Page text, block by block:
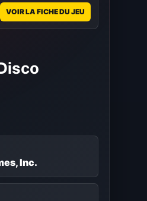
VOIR LA FICHE DU JEU
Inc.